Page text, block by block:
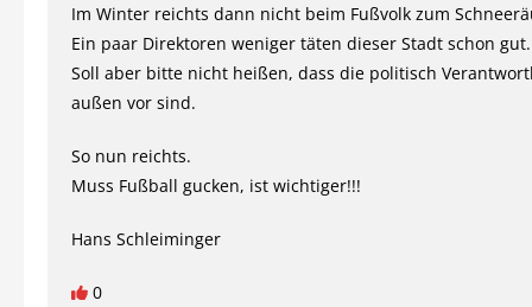
Im Winter reichts dann nicht beim Fußvolk zum
Ein paar Direktoren weniger täten dieser Stadt schon gut.
Soll aber bitte nicht heißen, dass die politisch
außen vor sind.
So nun reichts.
Muss Fußball gucken, ist wichtiger!!!
Hans Schleiminger
0